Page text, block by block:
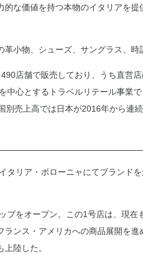
的な価値を持つ本物のイタリアを
小物、シューズ、サングラス、時
店舗で販売しており、うち直営
中心とするトラベルリテール事業
売上高では日本が2016年から連
タリア・ボローニャにてブランド
プをオープン。この1号店は、現
ランス・アメリカへの商品展開を
陸した。